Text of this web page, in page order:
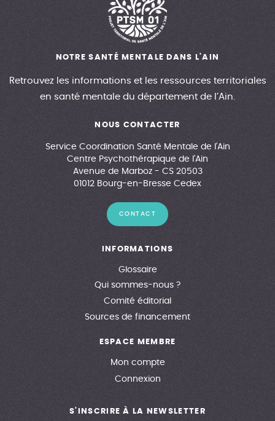
NOTRE SANTÉ MENTALE DANS L'AIN
Retrouvez les informations et les ressources territoriales
en santé mentale du département de l’Ain.
NOUS CONTACTER
Service Coordination Santé Mentale de l'Ain
Centre Psychothérapique de l'Ain
Avenue de Marboz - CS 20503
01012 Bourg-en-Bresse Cedex
CONTACT
INFORMATIONS
Glossaire
Qui sommes-nous ?
Comité éditorial
Sources de financement
ESPACE MEMBRE
Mon compte
Connexion
S'INSCRIRE À LA NEWSLETTER